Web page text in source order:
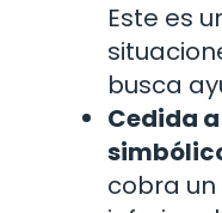
Este es
busca
Cedida
cobra